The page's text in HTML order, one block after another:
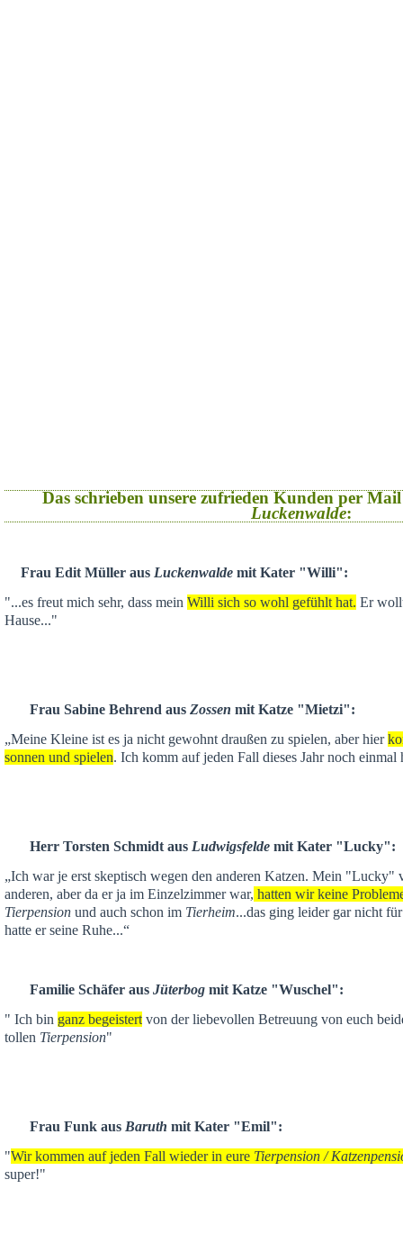
Das schrieben unsere zufrieden Kunden per
Luckenwalde:
Frau Edit Müller aus Luckenwalde mit Kater "Willi":
"...es freut mich sehr, dass mein Willi sich so wohl gefühlt hat. Er
Hause..."
Frau Sabine Behrend aus Zossen mit Katze "Mietzi":
„Meine Kleine ist es ja nicht gewohnt draußen zu spielen, aber hier
sonnen und spielen. Ich komm auf jeden Fall dieses Jahr noch einmal
Herr Torsten Schmidt aus Ludwigsfelde mit Kater "Lucky":
„Ich war je erst skeptisch wegen den anderen Katzen. Mein "Lucky"
anderen, aber da er ja im Einzelzimmer war, hatten wir keine
Tierpension und auch schon im Tierheim...das ging leider gar nicht
hatte er seine Ruhe...“
Familie Schäfer aus Jüterbog mit Katze "Wuschel":
" Ich bin ganz begeistert von der liebevollen Betreuung von euch
tollen Tierpension"
Frau Funk aus Baruth mit Kater "Emil":
"Wir kommen auf jeden Fall wieder in eure Tierpension /
super!"